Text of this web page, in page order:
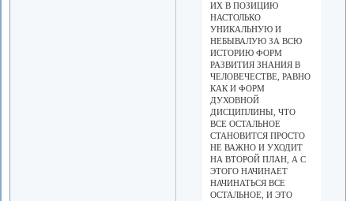
ИХ В ПОЗИЦИЮ
НАСТОЛЬКО
УНИКАЛЬНУЮ И
НЕБЫВАЛУЮ ЗА ВСЮ
ИСТОРИЮ ФОРМ
РАЗВИТИЯ ЗНАНИЯ В
ЧЕЛОВЕЧЕСТВЕ, РАВНО
КАК И ФОРМ
ДУХОВНОЙ
ДИСЦИПЛИНЫ, ЧТО
ВСЕ ОСТАЛЬНОЕ
СТАНОВИТСЯ ПРОСТО
НЕ ВАЖНО И УХОДИТ
НА ВТОРОЙ ПЛАН, А С
ЭТОГО НАЧИНАЕТ
НАЧИНАТЬСЯ ВСЕ
ОСТАЛЬНОЕ, И ЭТО